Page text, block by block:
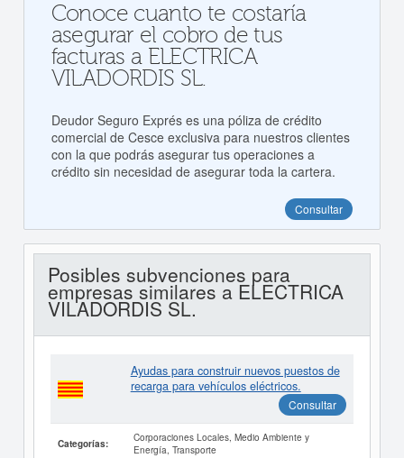
Conoce cuanto te costaría
asegurar el cobro de tus
facturas a ELECTRICA
VILADORDIS SL.
Deudor Seguro Exprés es una póliza de crédito
comercial de Cesce exclusiva para nuestros clientes
con la que podrás asegurar tus operaciones a
crédito sin necesidad de asegurar toda la cartera.
Consultar
Posibles subvenciones para
empresas similares a ELECTRICA
VILADORDIS SL.
Ayudas para construir nuevos puestos de
recarga para vehículos eléctricos.
Consultar
Categorías:
Corporaciones Locales, Medio Ambiente y
Energía, Transporte